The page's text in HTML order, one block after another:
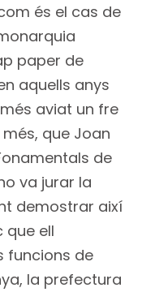
és el cas de
paper de
aquells anys
aviat un fre
que Joan
de
va jurar la
demostrar així
que ell
funcions de
la prefectura